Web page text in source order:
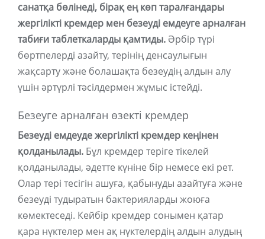
санатқа бөлінеді, бірақ ең көп таралғандары
жергілікті кремдер мен безеуді емдеуге арналған
табиғи таблеткаларды қамтиды. Әрбір түрі
бөртпелерді азайту, терінің денсаулығын
жақсарту және болашақта безеудің алдын алу
үшін әртүрлі тәсілдермен жұмыс істейді.
Безеуге арналған өзекті кремдер
Безеуді емдеуде жергілікті кремдер кеңінен
қолданылады. Бұл кремдер теріге тікелей
қолданылады, әдетте күніне бір немесе екі рет.
Олар тері тесігін ашуға, қабынуды азайтуға және
безеуді тудыратын бактерияларды жоюға
көмектеседі. Кейбір кремдер сонымен қатар
қара нүктелер мен ақ нүктелердің алдын алудың